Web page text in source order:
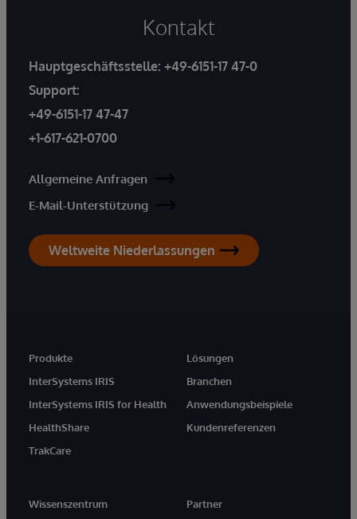
Kontakt
Hauptgeschäftsstelle: +49-6151-17 47-0
Support:
+49-6151-17 47-47
+1-617-621-0700
Allgemeine Anfragen
E-Mail-Unterstützung
Weltweite Niederlassungen
Produkte
InterSystems IRIS
InterSystems IRIS for Health
HealthShare
TrakCare
Lösungen
Branchen
Anwendungsbeispiele
Kundenreferenzen
Wissenszentrum
Partner